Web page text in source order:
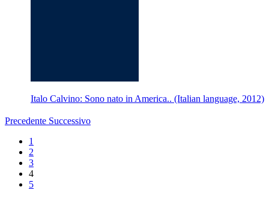
Italo Calvino: Sono nato in America.. (Italian language, 2012)
Precedente Successivo
1
2
3
4
5